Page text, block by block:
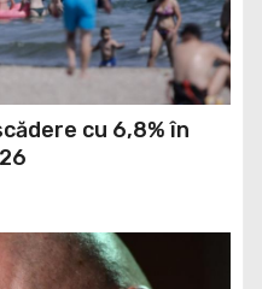
cu 6,8% în